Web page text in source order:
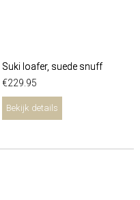
Suki loafer, suede snuff
€229 95
Bekijk details